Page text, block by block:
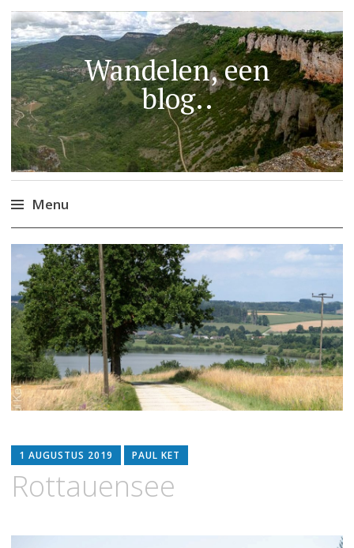
Wandelen, een
blog..
Menu
Naar
inhoud
springen
1 AUGUSTUS 2019 PAUL KET
Rottauensee